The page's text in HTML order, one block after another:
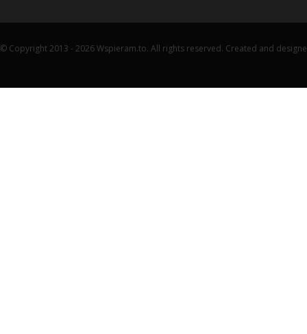
© Copyright 2013 - 2026 Wspieram.to. All rights reserved. Created and